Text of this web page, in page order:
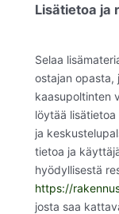
Lisätietoa ja
Selaa
ostajan opasta,
kaasupoltinten
löytää
ja
tietoa ja
hyödyllisestä
https://
josta saa